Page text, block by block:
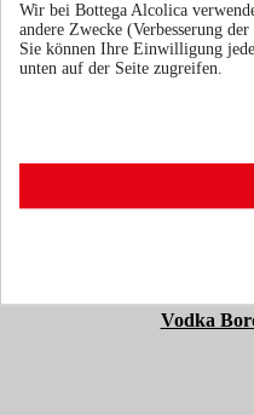
Vodka
Wir bei Bottega Alcolica
andere Zwecke (Verbesserung
Sie können Ihre Einwilligung
unten auf der Seite zugreifen.